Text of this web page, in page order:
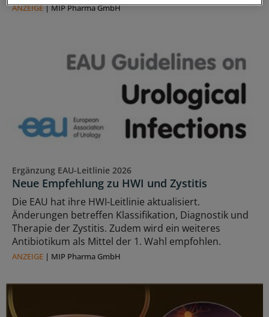
ANZEIGE|MIP Pharma GmbH
Ergänzung EAU-Leitlinie 2026
Neue Empfehlung zu HWI und Zystitis
Die EAU hat ihre HWI-Leitlinie aktualisiert.
Änderungen betreffen Klassifikation, Diagnostik und
Therapie der Zystitis. Zudem wird ein weiteres
Antibiotikum als Mittel der 1. Wahl empfohlen.
ANZEIGE | MIP Pharma GmbH